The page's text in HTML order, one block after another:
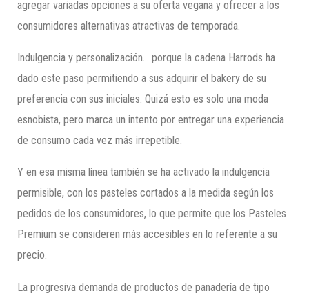
agregar variadas opciones a su oferta vegana y ofrecer a los
consumidores alternativas atractivas de temporada.
Indulgencia y personalización… porque la cadena Harrods ha
dado este paso permitiendo a sus adquirir el bakery de su
preferencia con sus iniciales. Quizá esto es solo una moda
esnobista, pero marca un intento por entregar una experiencia
de consumo cada vez más irrepetible.
Y en esa misma línea también se ha activado la indulgencia
permisible, con los pasteles cortados a la medida según los
pedidos de los consumidores, lo que permite que los Pasteles
Premium se consideren más accesibles en lo referente a su
precio.
La progresiva demanda de productos de panadería de tipo